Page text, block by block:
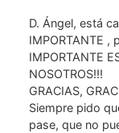
D. Ángel, está
IMPORTANTE ,
IMPORTANTE
NOSOTROS!!!
GRACIAS,
Siempre pido
pase, que no